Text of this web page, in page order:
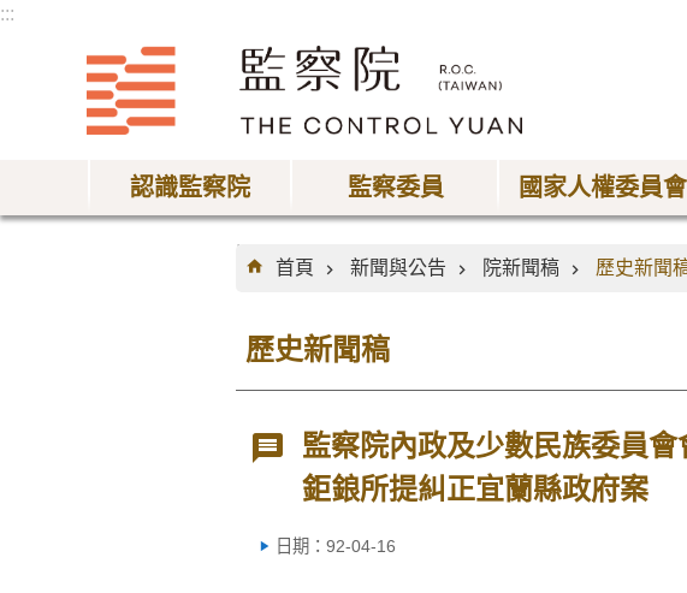
:::
認識監察院 監察委員 國家人權委員會
:::
首頁
新聞與公告 院新聞稿 歷史新聞
歷史新聞稿
監察院內政及少數民族委員
鉅鋃所提糾正宜蘭縣政府案
日期：92-04-16